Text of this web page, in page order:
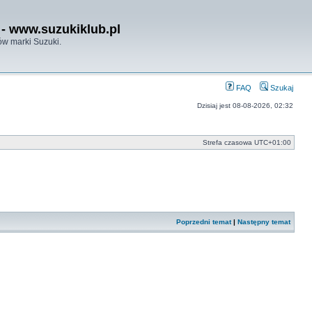
www.suzukiklub.pl
marki Suzuki.
FAQ Szukaj
Dzisiaj jest 08-08-2026, 02:32
Strefa czasowa UTC+01:00
Poprzedni temat| Następny temat